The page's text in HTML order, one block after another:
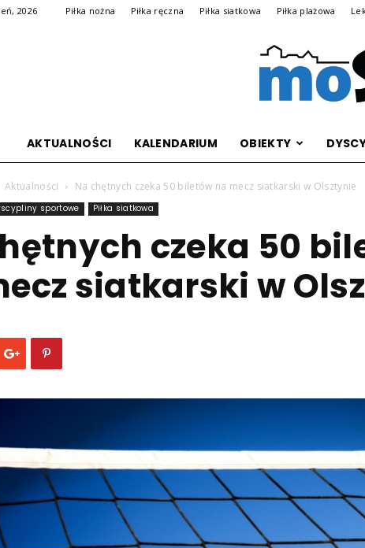
2026 Piłka nożna Piłka ręczna Piłka siatkowa Piłka plażowa
AKTUALNOŚCI KALENDARIUM OBIEKTY
Aktualności Na chętnych czeka 50 biletów na mecz siatkarski w Olsztynie
sportowe Piłka siatkowa
czeka 50
siatkarski w